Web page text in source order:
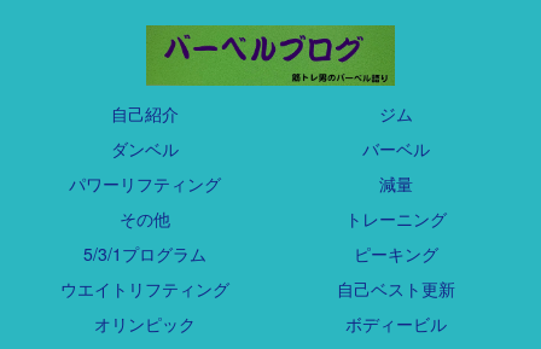
自己紹介
ジム
ダンベル
バーベル
パワーリフティング
減量
その他
トレーニング
5/3/1プログラム
ピーキング
ウエイトリフティング
自己ベスト更新
オリンピック
ボディービル